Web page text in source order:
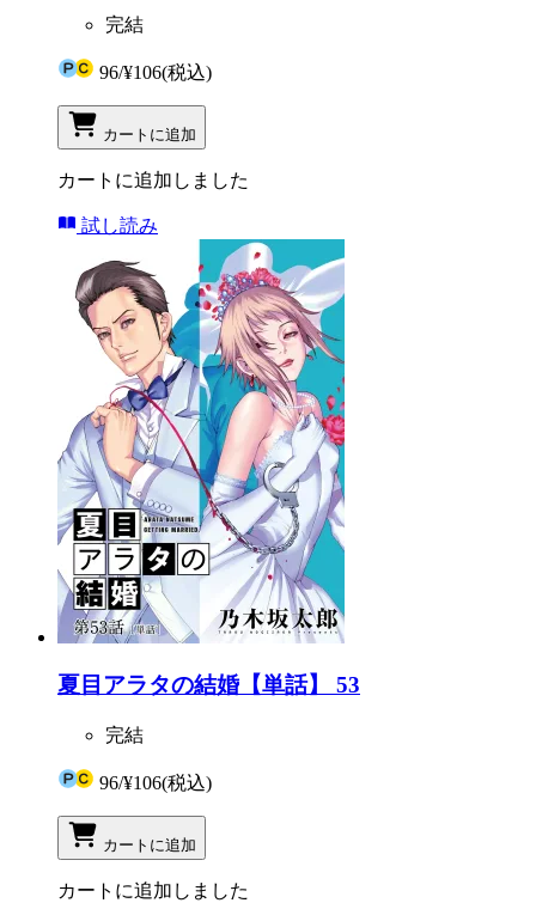
完結
96/¥106(税込)
カートに追加
カートに追加しました
試し読み
夏目アラタの結婚【単話】 53
完結
96/¥106(税込)
カートに追加
カートに追加しました